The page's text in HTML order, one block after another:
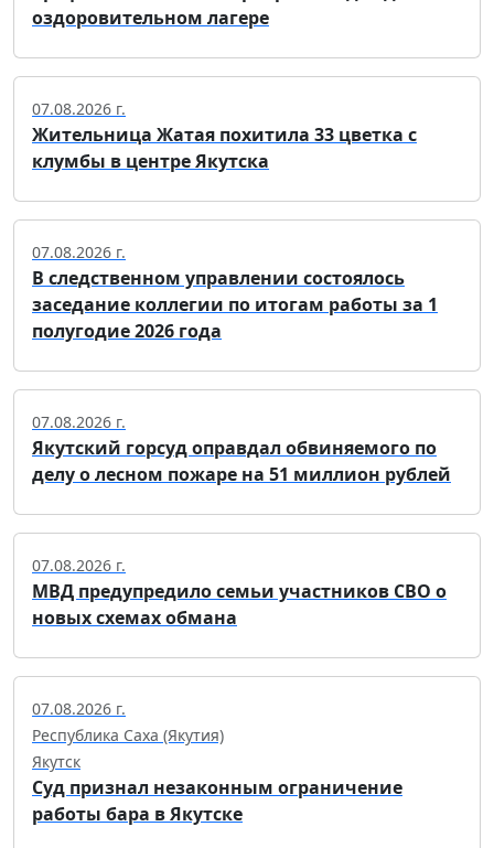
оздоровительном лагере
07.08.2026 г.
Жительница Жатая похитила 33 цветка с
клумбы в центре Якутска
07.08.2026 г.
В следственном управлении состоялось
заседание коллегии по итогам работы за 1
полугодие 2026 года
07.08.2026 г.
Якутский горсуд оправдал обвиняемого по
делу о лесном пожаре на 51 миллион рублей
07.08.2026 г.
МВД предупредило семьи участников СВО о
новых схемах обмана
07.08.2026 г.
Республика Саха (Якутия)
Якутск
Суд признал незаконным ограничение
работы бара в Якутске